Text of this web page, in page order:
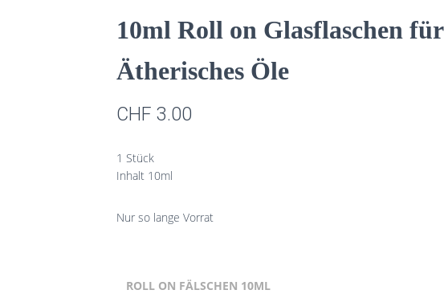
10ml Roll on Glasflaschen für
Ätherisches Öle
CHF 3.00
1 Stück
Inhalt 10ml
Nur so lange Vorrat
ROLL ON FÄLSCHEN 10ML